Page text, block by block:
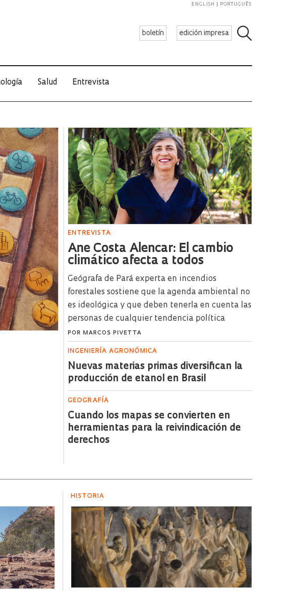
boletín edición impresa
ENGLISH PORTUGUÊS
Salud Entrevista
ENTREVISTA
Ane Costa Alencar: El cambio
climático afecta a todos
Geógrafa de Pará experta en incendios
forestales sostiene que la agenda ambiental no
es ideológica y que deben tenerla en cuenta las
personas de cualquier tendencia política
POR MARCOS PIVETTA
INGENIERÍA AGRONÓMICA
Nuevas materias primas diversifican la
producción de etanol en Brasil
GEOGRAFÍA
Cuando los mapas se convierten en
herramientas para la reivindicación de
derechos
HISTORIA